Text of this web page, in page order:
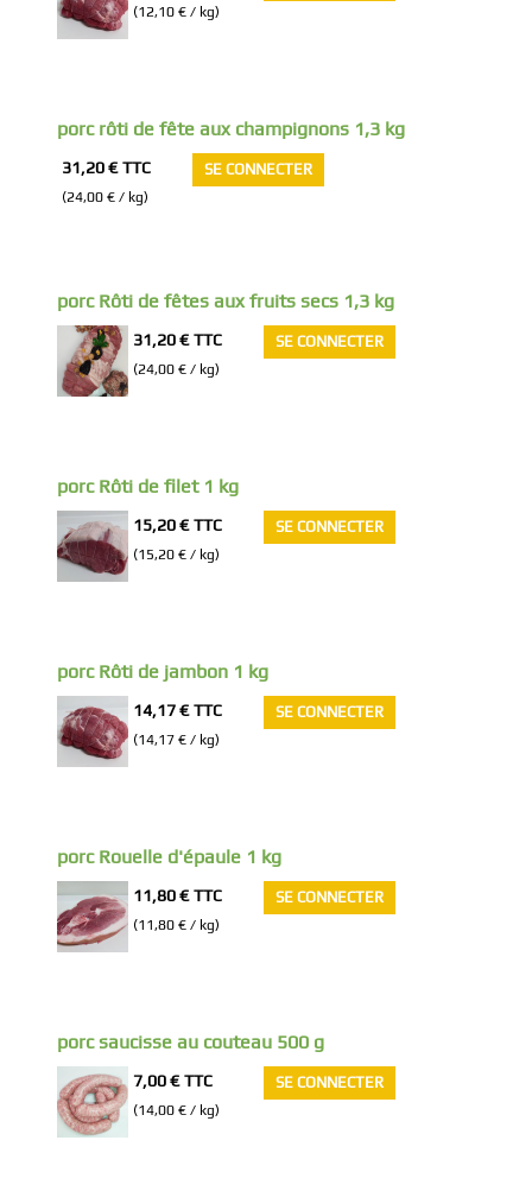
(12,10 € / kg)
porc rôti de fête aux champignons 1,3 kg
31,20 € TTC
(24,00 € / kg)
SE CONNECTER
porc Rôti de fêtes aux fruits secs 1,3 kg
31,20 € TTC
(24,00 € / kg)
SE CONNECTER
porc Rôti de filet 1 kg
15,20 € TTC
(15,20 € / kg)
SE CONNECTER
porc Rôti de jambon 1 kg
14,17 € TTC
(14,17 € / kg)
SE CONNECTER
porc Rouelle d'épaule 1 kg
11,80 € TTC
(11,80 € / kg)
SE CONNECTER
porc saucisse au couteau 500 g
7,00 € TTC
(14,00 € / kg)
SE CONNECTER